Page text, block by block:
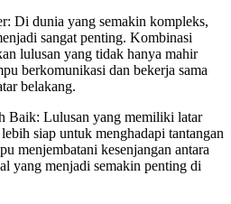
Di dunia yang semakin kompleks,
sangat penting. Kombinasi
lulusan yang tidak hanya mahir
berkomunikasi dan bekerja sama
belakang.
Baik: Lulusan yang memiliki latar
siap untuk menghadapi tantangan
menjembatani kesenjangan antara
yang menjadi semakin penting di